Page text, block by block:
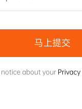
马上提交
notice about your